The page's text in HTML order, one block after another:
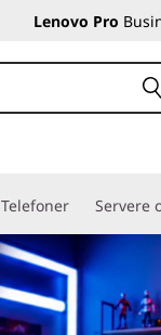
Lenovo Pro
Telefoner Servere